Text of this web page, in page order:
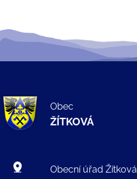
Obec
ŽÍTKOVÁ
Obecní úřad Žítková